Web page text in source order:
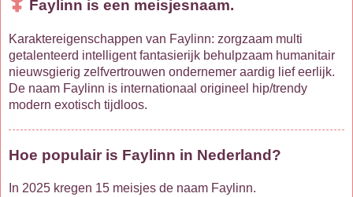
Faylinn is een meisjesnaam.
Karaktereigenschappen van Faylinn: zorgzaam multi
getalenteerd intelligent fantasierijk behulpzaam humanitair
nieuwsgierig zelfvertrouwen ondernemer aardig lief eerlijk.
De naam Faylinn is internationaal origineel hip/trendy
modern exotisch tijdloos.
Hoe populair is Faylinn in Nederland?
In 2025 kregen 15 meisjes de naam Faylinn.